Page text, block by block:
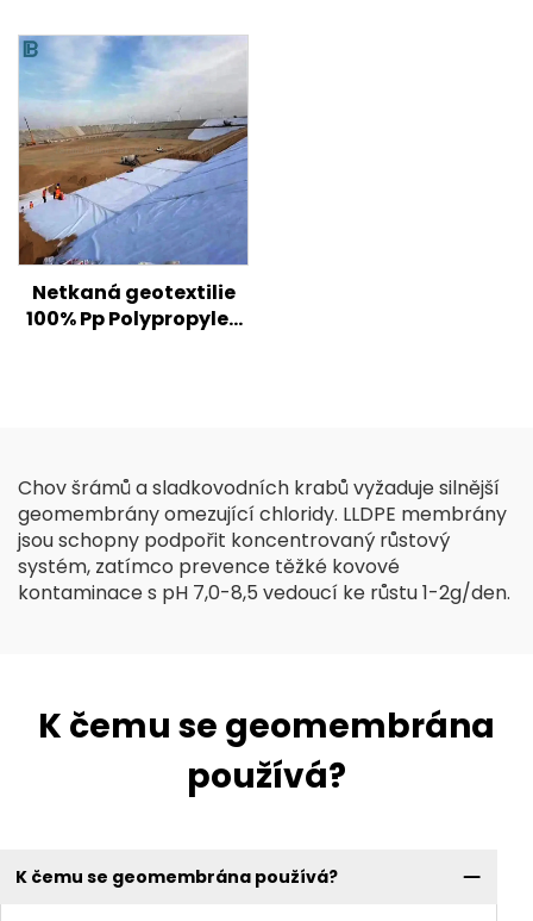
zpevnění půdy na
silnici/kopcích/svahech
Netkaná geotextilie
100% Pp Polypropylen
Chov šrámů a sladkovodních krabů vyžaduje silnější
geomembrány omezující chloridy. LLDPE membrány
jsou schopny podpořit koncentrovaný růstový
systém, zatímco prevence těžké kovové
kontaminace s pH 7,0-8,5 vedoucí ke růstu 1-2g/den.
K čemu se geomembrána
používá?
K čemu se geomembrána používá?